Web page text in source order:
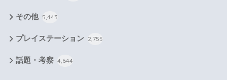
その他 5,443
プレイステーション 2,755
話題・考察 4,644